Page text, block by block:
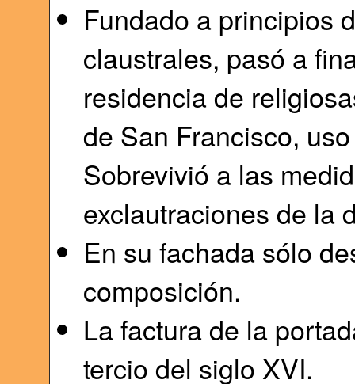
Fundado a principios
claustrales, pasó a
residencia de
de San Francisco,
Sobrevivió a las
exclautraciones de la
En su fachada sólo
composición.
La factura de la
tercio del siglo XVI.